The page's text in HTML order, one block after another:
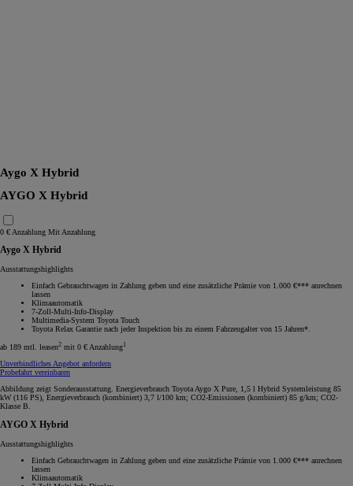
Aygo X Hybrid
AYGO X Hybrid
0 € Anzahlung Mit Anzahlung
Aygo X Hybrid
Ausstattungshighlights
Einfach Gebrauchtwagen in Zahlung geben und eine zusätzliche Prämie von 1.000 €*** anrechnen
lassen
Klimaautomatik
7-Zoll-Multi-Info-Display
Multimedia-System Toyota Touch
Toyota Relax Garantie nach jeder Inspektion bis zu einem Fahrzeugalter von 15 Jahren*.
ab 189 mtl. leasen2 mit 0 € Anzahlung1
Unverbindliches Angebot anfordern
Probefahrt vereinbaren
Abbildung zeigt Sonderausstattung. Energieverbrauch Toyota Aygo X Pure, 1,5 l Hybrid Systemleistung 85
kW (116 PS), Energieverbrauch (kombiniert) 3,7 l/100 km; CO2-Emissionen (kombiniert) 85 g/km; CO2-
Klasse B.
AYGO X Hybrid
Ausstattungshighlights
Einfach Gebrauchtwagen in Zahlung geben und eine zusätzliche Prämie von 1.000 €*** anrechnen
lassen
Klimaautomatik